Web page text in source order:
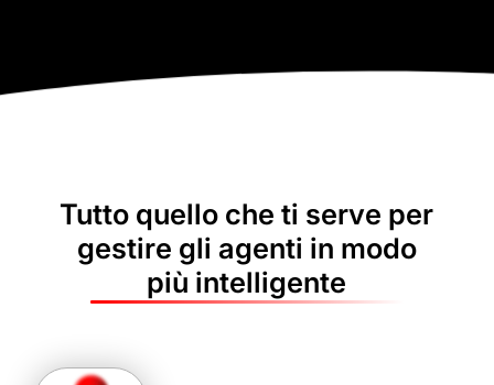
Tutto quello che ti serve per
gestire gli agenti in modo
più intelligente